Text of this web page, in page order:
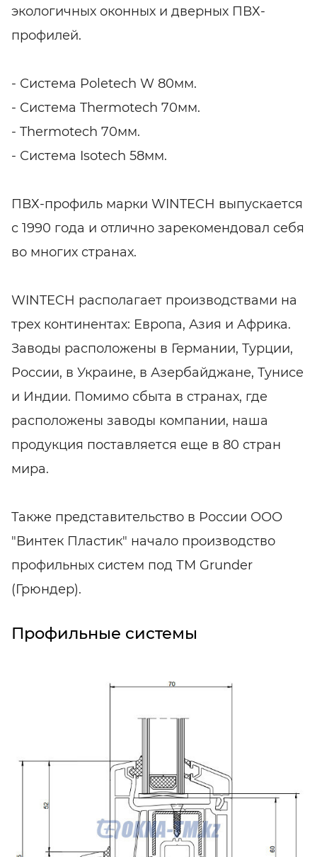
экологичных оконных и дверных ПВХ-
профилей.
- Система Poletech W 80мм.
- Система Thermotech 70мм.
- Thermotech 70мм.
- Система Isotech 58мм.
ПВХ-профиль марки WINTECH выпускается
с 1990 года и отлично зарекомендовал себя
во многих странах.
WINTECH располагает производствами на
трех континентах: Европа, Азия и Африка.
Заводы расположены в Германии, Турции,
России, в Украине, в Азербайджане, Тунисе
и Индии. Помимо сбыта в странах, где
расположены заводы компании, наша
продукция поставляется еще в 80 стран
мира.
Также представительство в России ООО
"Винтек Пластик" начало производство
профильных систем под ТМ Grunder
(Грюндер).
Профильные системы